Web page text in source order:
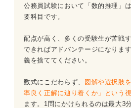
問題37（難易度
問題39（難易度
問題40（難易度
公務員試験「数的推理」を
公務員試験において「数的推理」
要科目です。
配点が高く、多くの受験生が苦戦
できればアドバンテージになりま
義を捨ててください。
数式にこだわらず、
図解や選択肢
率良く正解に辿り着くか」という
ます。1問にかけられるのは最大3
問題11（難易度：★★★☆☆）
問題13（難易度：★★★☆☆）
問題15（難易度：★★★☆☆）